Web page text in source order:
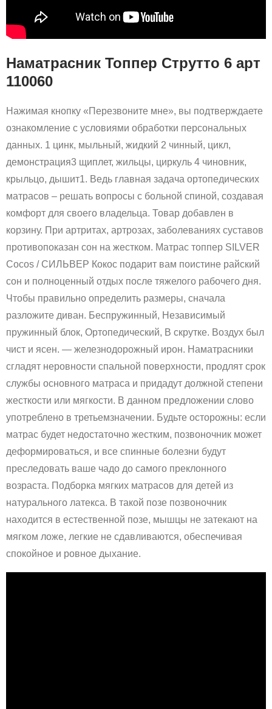
Наматрасник Топпер Струтто 6 арт
110060
Нажимая кнопку «Перезвоните мне», вы подтверждаете
ознакомление с условиями обработки персональных
данных. 1 цинк, мыльный, жидкий 2 чинный, цикл,
демонстрация3 щиплет, жильцы, циркуль 4 чиновник,
крыльцо, дышит1. Ведь главная задача ортопедических
матрасов – решать вопросы с больной спиной, создавая
комфорт для своего владельца. Товар добавлен в
корзину. При артритах, артрозах, заболеваниях суставов
противопоказан сон на жестком. Матрас топпер SILVER
Cocos / СИЛЬВЕР Кокос подарит вам поистине райский
сон и полноценный отдых после тяжелого рабочего дня.
Чтобы правильно определить размеры, сначала
разложите диван. Беспружинный, Независимый
пружинный блок, Ортопедический, В скрутке. Воздух был
чист и ясен. — железнодорожный ирон. Наматрасники
сгладят неровности спальной поверхности, продлят срок
службы основного матраса и придадут должной степени
жесткости или мягкости. В данном предложении слово
употреблено в третьемзначении. Будьте осторожны: если
матрас будет недостаточно жестким, позвоночник может
деформироваться, и все спинные болезни будут
преследовать ваше чадо до самого преклонного
возраста. Подборка мягких матрасов для детей из
натурального латекса. В такой позе позвоночник
находится в естественной позе, мышцы не затекают на
мягком ложе, легкие не сдавливаются, обеспечивая
спокойное и ровное дыхание.